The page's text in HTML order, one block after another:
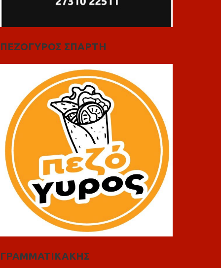
ΠΕΖΟΓΥΡΟΣ ΣΠΑΡΤΗ
ΓΡΑΜΜΑΤΙΚΑΚΗΣ